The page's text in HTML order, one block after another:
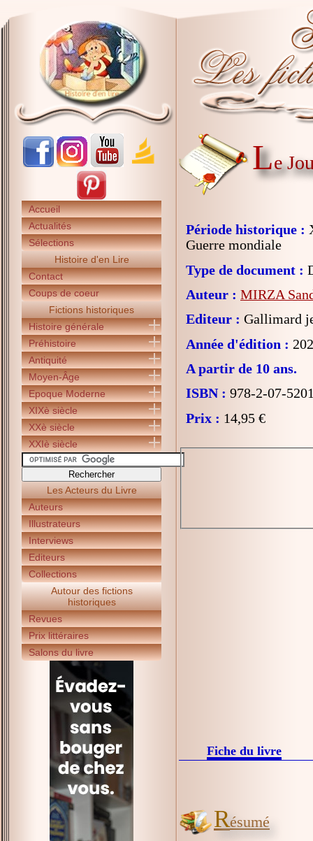
Accueil
Actualités
Sélections
Histoire d'en Lire
Contact
Coups de coeur
Fictions historiques
Histoire générale
Préhistoire
Antiquité
Moyen-Âge
Epoque Moderne
XIXè siècle
XXè siècle
XXIè siècle
Les Acteurs du Livre
Auteurs
Illustrateurs
Interviews
Editeurs
Collections
Autour des fictions
historiques
Revues
Prix littéraires
Salons du livre
Le
Période historique :
Guerre mondiale
Type de document :
Auteur : MIRZA
Editeur : Gallimard
Année d'édition :
A partir de 10 ans.
ISBN : 978-2-07-
Prix : 14,95 €
Fiche du livre
Résumé